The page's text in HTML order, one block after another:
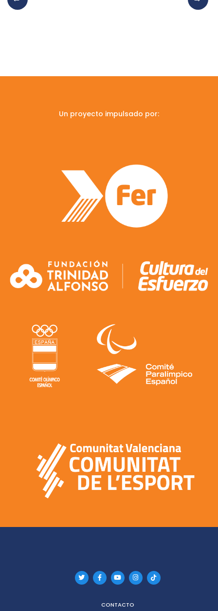
Un proyecto impulsado por:
CONTACTO